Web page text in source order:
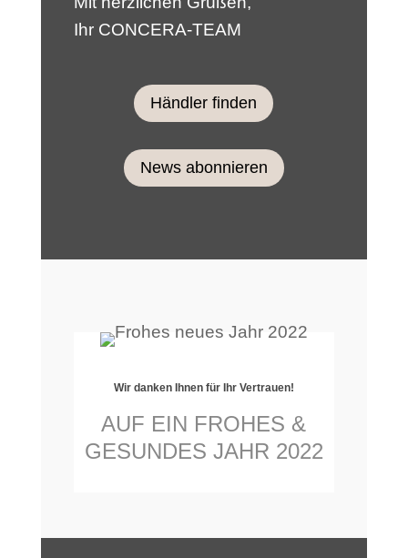
Ihr CONCERA-TEAM
Händler finden
News abonnieren
Wir danken Ihnen für Ihr Vertrauen!
AUF EIN FROHES &
GESUNDES JAHR 2022